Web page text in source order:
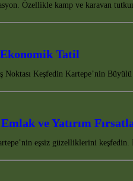
Özellikle kamp ve karavan
Ekonomik Tatil
Keşfedin Kartepe’nin
ve Yatırım
eşsiz güzelliklerini